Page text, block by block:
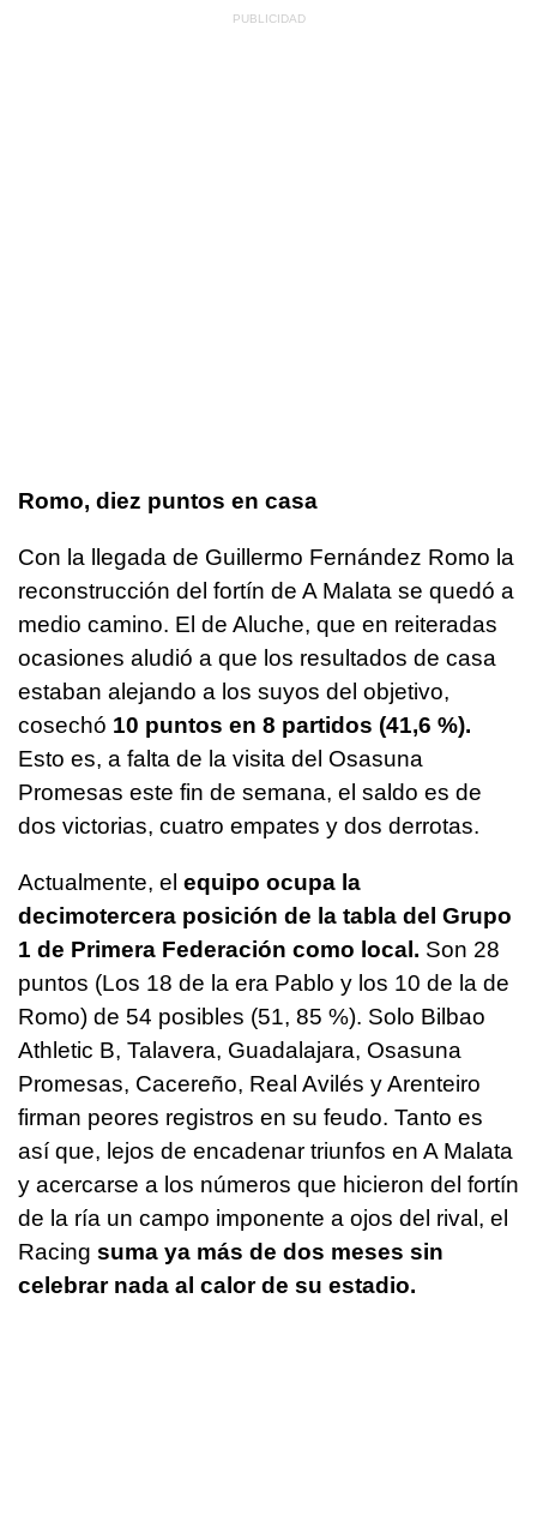
Romo, diez puntos en casa
Con la llegada de Guillermo Fernández Romo la
reconstrucción del fortín de A Malata se quedó a
medio camino. El de Aluche, que en reiteradas
ocasiones aludió a que los resultados de casa
estaban alejando a los suyos del objetivo,
cosechó 10 puntos en 8 partidos (41,6 %).
Esto es, a falta de la visita del Osasuna
Promesas este fin de semana, el saldo es de
dos victorias, cuatro empates y dos derrotas.
Actualmente, el equipo ocupa la
decimotercera posición de la tabla del Grupo
1 de Primera Federación como local. Son 28
puntos (Los 18 de la era Pablo y los 10 de la de
Romo) de 54 posibles (51, 85 %). Solo Bilbao
Athletic B, Talavera, Guadalajara, Osasuna
Promesas, Cacereño, Real Avilés y Arenteiro
firman peores registros en su feudo. Tanto es
así que, lejos de encadenar triunfos en A Malata
y acercarse a los números que hicieron del fortín
de la ría un campo imponente a ojos del rival, el
Racing suma ya más de dos meses sin
celebrar nada al calor de su estadio.